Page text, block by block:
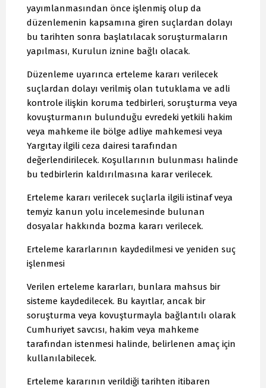
yayımlanmasından önce işlenmiş olup da
düzenlemenin kapsamına giren suçlardan dolayı
bu tarihten sonra başlatılacak soruşturmaların
yapılması, Kurulun iznine bağlı olacak.
Düzenleme uyarınca erteleme kararı verilecek
suçlardan dolayı verilmiş olan tutuklama ve adli
kontrole ilişkin koruma tedbirleri, soruşturma veya
kovuşturmanın bulunduğu evredeki yetkili hakim
veya mahkeme ile bölge adliye mahkemesi veya
Yargıtay ilgili ceza dairesi tarafından
değerlendirilecek. Koşullarının bulunması halinde
bu tedbirlerin kaldırılmasına karar verilecek.
Erteleme kararı verilecek suçlarla ilgili istinaf veya
temyiz kanun yolu incelemesinde bulunan
dosyalar hakkında bozma kararı verilecek.
Erteleme kararlarının kaydedilmesi ve yeniden suç
işlenmesi
Verilen erteleme kararları, bunlara mahsus bir
sisteme kaydedilecek. Bu kayıtlar, ancak bir
soruşturma veya kovuşturmayla bağlantılı olarak
Cumhuriyet savcısı, hakim veya mahkeme
tarafından istenmesi halinde, belirlenen amaç için
kullanılabilecek.
Erteleme kararının verildiği tarihten itibaren